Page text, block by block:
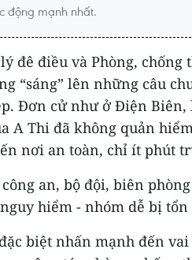
động mạnh nhất.
lý đê điều và Phòng,
“sáng” lên những câu
Đơn cử như ở Điện
A Thi đã không quản
nơi an toàn, chỉ ít phút
an, bộ đội, biên
hiểm - nhóm dễ bị
biệt nhấn mạnh đến